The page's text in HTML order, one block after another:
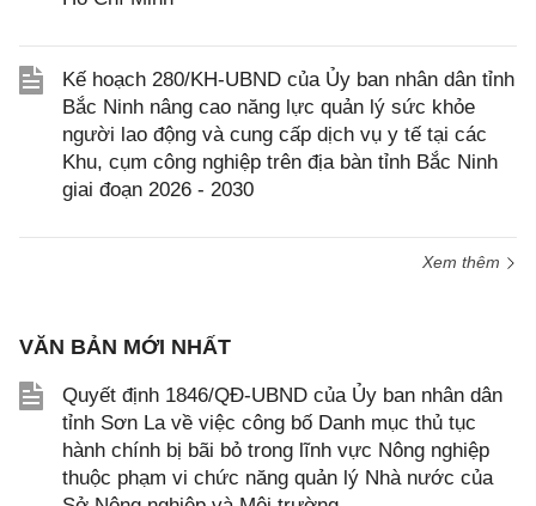
Kế hoạch 280/KH-UBND của Ủy ban nhân dân tỉnh
Bắc Ninh nâng cao năng lực quản lý sức khỏe
người lao động và cung cấp dịch vụ y tế tại các
Khu, cụm công nghiệp trên địa bàn tỉnh Bắc Ninh
giai đoạn 2026 - 2030
Xem thêm
VĂN BẢN MỚI NHẤT
Quyết định 1846/QĐ-UBND của Ủy ban nhân dân
tỉnh Sơn La về việc công bố Danh mục thủ tục
hành chính bị bãi bỏ trong lĩnh vực Nông nghiệp
thuộc phạm vi chức năng quản lý Nhà nước của